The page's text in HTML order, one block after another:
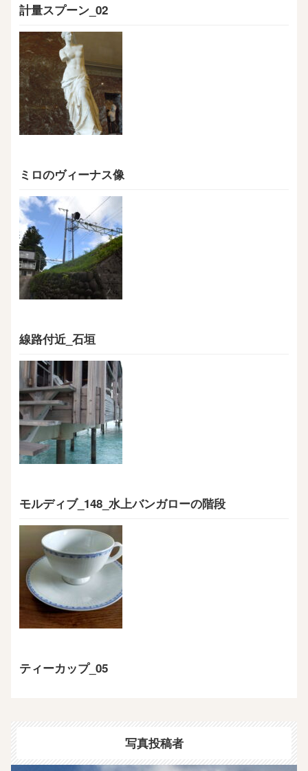
計量スプーン_02
ミロのヴィーナス像
線路付近_石垣
モルディブ_148_水上バンガローの階段
ティーカップ_05
写真投稿者